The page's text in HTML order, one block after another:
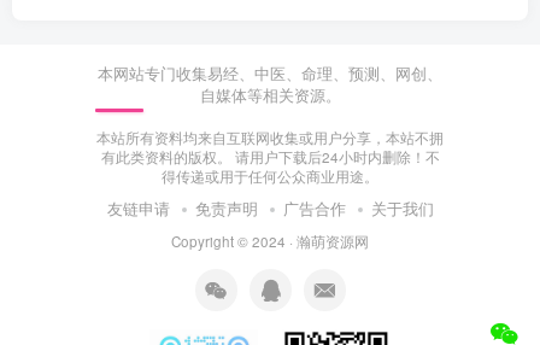
本网站专门收集易经、中医、命理、预测、网创、
自媒体等相关资源。
本站所有资料均来自互联网收集或用户分享，本站不拥
有此类资料的版权。 请用户下载后24小时内删除！不
得传递或用于任何公众商业用途。
友链申请 免责声明 广告合作 关于我们
Copyright © 2024 · 瀚萌资源网